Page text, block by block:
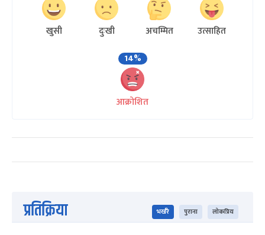
खुसी दुःखी अचम्मित
उत्साहित
14%
आक्रोशित
प्रतिक्रिया भर्खरै पुराना लोकप्रिय